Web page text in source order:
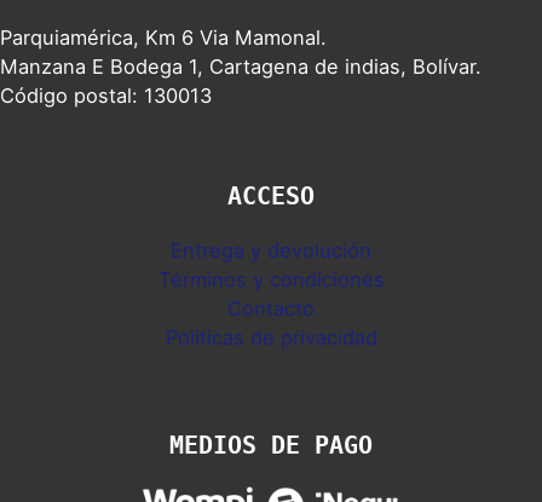
Parquiamérica, Km 6 Via Mamonal.
Manzana E Bodega 1, Cartagena de indias, Bolívar.
Código postal: 130013
ACCESO
Entrega y devolución
Términos y condiciones
Contacto
Politicas de privacidad
MEDIOS DE PAGO